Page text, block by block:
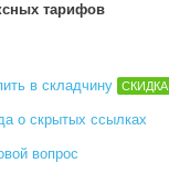
тарифов
в складчину СКИДКА
о скрытых ссылках
вопрос